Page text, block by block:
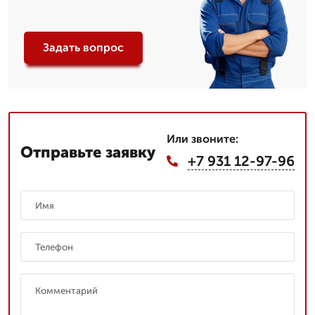
Задать вопрос
Отправьте заявку
Или звоните:
+7 931 12-97-96